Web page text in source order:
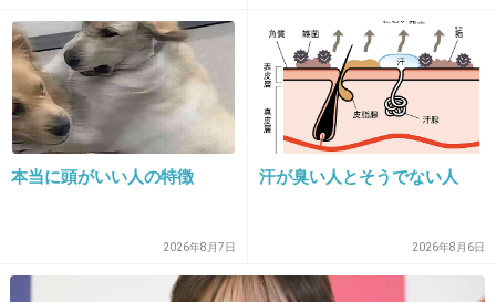
15. 匿名2013/04/03(水) 17:20:09
スペースインベーダーとか今も昔も変わらない
ねｗ
本当に頭がいい人の特徴
2026年8月7日
汗が臭い人とそうでない人
2026年8月6日